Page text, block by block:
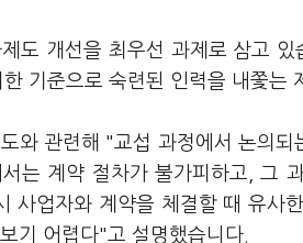
도 개선을 최우선 과제로 삼고
기준으로 숙련된 인력을 내쫓
와 관련해 "교섭 과정에서 논의
는 계약 절차가 불가피하고, 그
사업자와 계약을 체결할 때 유사
기 어렵다"고 설명했습니다.